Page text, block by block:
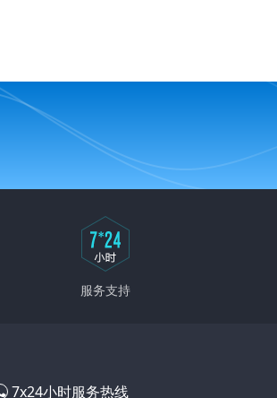
服务支持
7x24小时服务热线